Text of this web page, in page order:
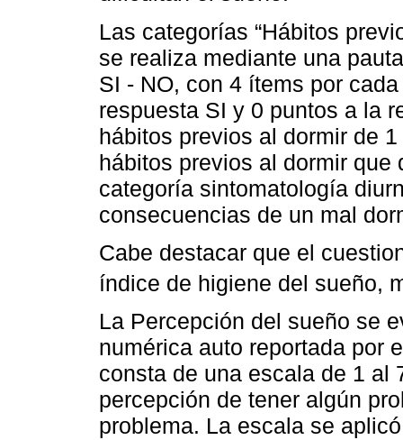
Las categorías “Hábitos
se realiza mediante una
SI - NO, con 4 ítems por
respuesta SI y 0 puntos a la
hábitos previos al dormir de
hábitos previos al dormir
categoría sintomatología
consecuencias de un mal
Cabe destacar que el
índice de higiene del sueño,
La Percepción del sueño se
numérica auto reportada por
consta de una escala de 1 al
percepción de tener algún
problema. La escala se